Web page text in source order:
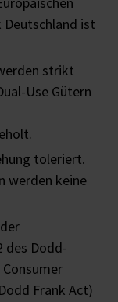
Deutschland ist
strikt
Use Gütern
toleriert.
werden keine
des Dodd-
Frank Act)